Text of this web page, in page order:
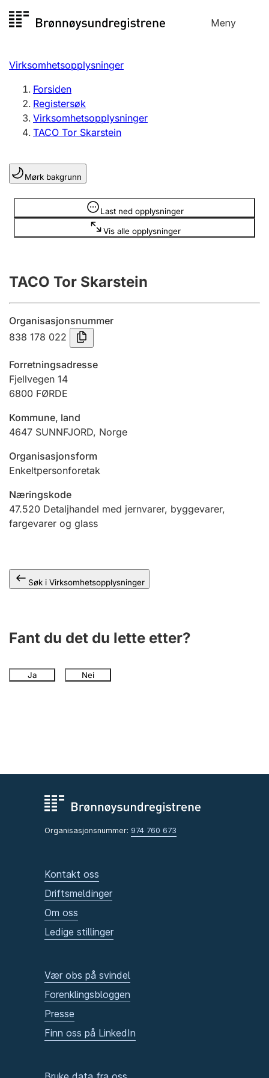
til
Meny
Registersøk
Aksjeselskap
Enkeltpersonforetak
Registrere, endre, slette
Lag og forening
Registrere, endre, slette
Årsregnskap
Innsending og forsinkelsesgebyr
Tinglysing
Jeger
Ektepaktveileder
Offentlig sektor
Virksomhetsopplysninger
Forsiden
Registersøk
Virksomhetsopplysninger
TACO Tor Skarstein
Mørk bakgrunn
Last ned opplysninger
Vis alle opplysninger
Opplysninger er skjult
TACO Tor Skarstein
Organisasjonsnummer
838 178 022
Forretningsadresse
Fjellvegen 14
6800 FØRDE
Kommune, land
4647 SUNNFJORD, Norge
Organisasjonsform
Enkeltpersonforetak
Næringskode
47.520 Detaljhandel med jernvarer, byggevarer,
fargevarer og glass
Søk i Virksomhetsopplysninger
Fant du det du lette etter?
Ja Nei
Organisasjonsnummer: 974 760 673
Kontakt oss
Driftsmeldinger
Om oss
Ledige stillinger
Vær obs på svindel
Forenklingsbloggen
Presse
Finn oss på LinkedIn